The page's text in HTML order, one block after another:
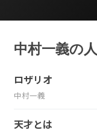
中村一義の
ロザリオ
中村一義
天才とは